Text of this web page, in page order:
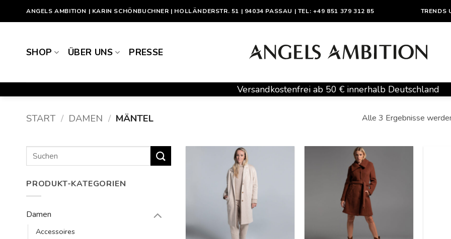
ANGELS AMBITION | KARIN SCHÖNBUCHNER | HOLLÄNDERSTR. 51 | 94034 PASSAU | TEL: +49 851 379 312 85 TRENDS
SHOP ÜBER UNS PRESSE
Versandkostenfrei ab 50 € innerhalb Deutschland
START / DAMEN / MÄNTEL Alle 3 Ergebnisse
Suchen
PRODUKT-KATEGORIEN
Damen
Accessoires